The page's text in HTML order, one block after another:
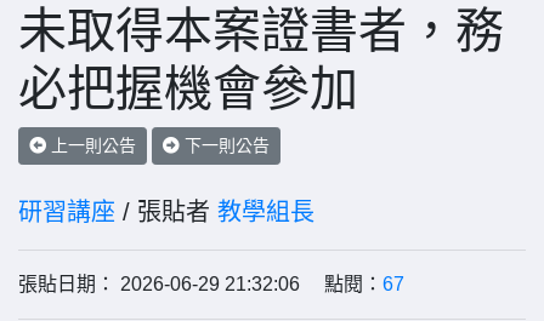
未取得本案證書者，務
必把握機會參加
上一則公告 下一則公告
研習講座 / 張貼者 教學組長
張貼日期： 2026-06-29 21:32:06 點閱： 67